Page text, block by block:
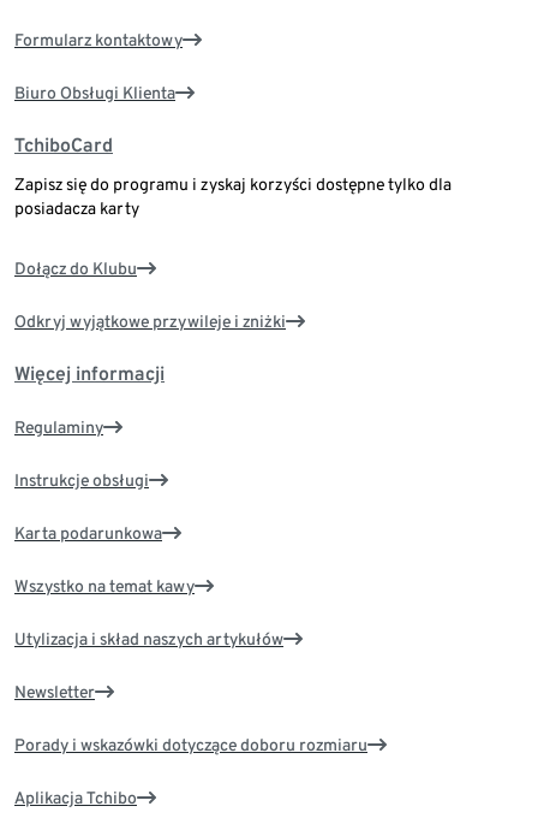
Formularz kontaktowy
Biuro Obsługi Klienta
TchiboCard
Zapisz się do programu i zyskaj korzyści dostępne tylko dla
posiadacza karty
Dołącz do Klubu
Odkryj wyjątkowe przywileje i zniżki
Więcej informacji
Regulaminy
Instrukcje obsługi
Karta podarunkowa
Wszystko na temat kawy
Utylizacja i skład naszych artykułów
Newsletter
Porady i wskazówki dotyczące doboru rozmiaru
Aplikacja Tchibo